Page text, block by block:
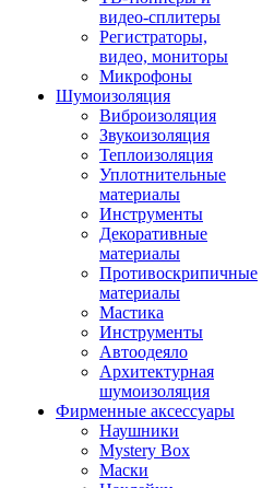
видео-сплитеры
Регистраторы,
видео, мониторы
Микрофоны
Шумоизоляция
Виброизоляция
Звукоизоляция
Теплоизоляция
Уплотнительные
материалы
Инструменты
Декоративные
материалы
Противоскрипичные
материалы
Мастика
Инструменты
Автоодеяло
Архитектурная
шумоизоляция
Фирменные аксессуары
Наушники
Mystery Box
Маски